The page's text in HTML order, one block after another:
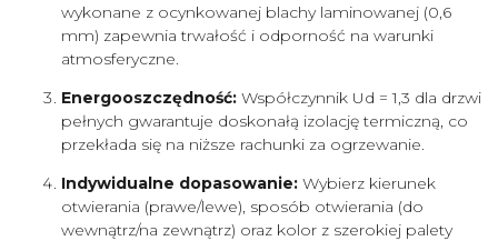
wykonane z ocynkowanej blachy laminowanej (0,6
mm) zapewnia trwałość i odporność na warunki
atmosferyczne.
Energooszczędność: Współczynnik Ud = 1,3 dla drzwi
pełnych gwarantuje doskonałą izolację termiczną, co
przekłada się na niższe rachunki za ogrzewanie.
Indywidualne dopasowanie: Wybierz kierunek
otwierania (prawe/lewe), sposób otwierania (do
wewnątrz/na zewnątrz) oraz kolor z szerokiej palety